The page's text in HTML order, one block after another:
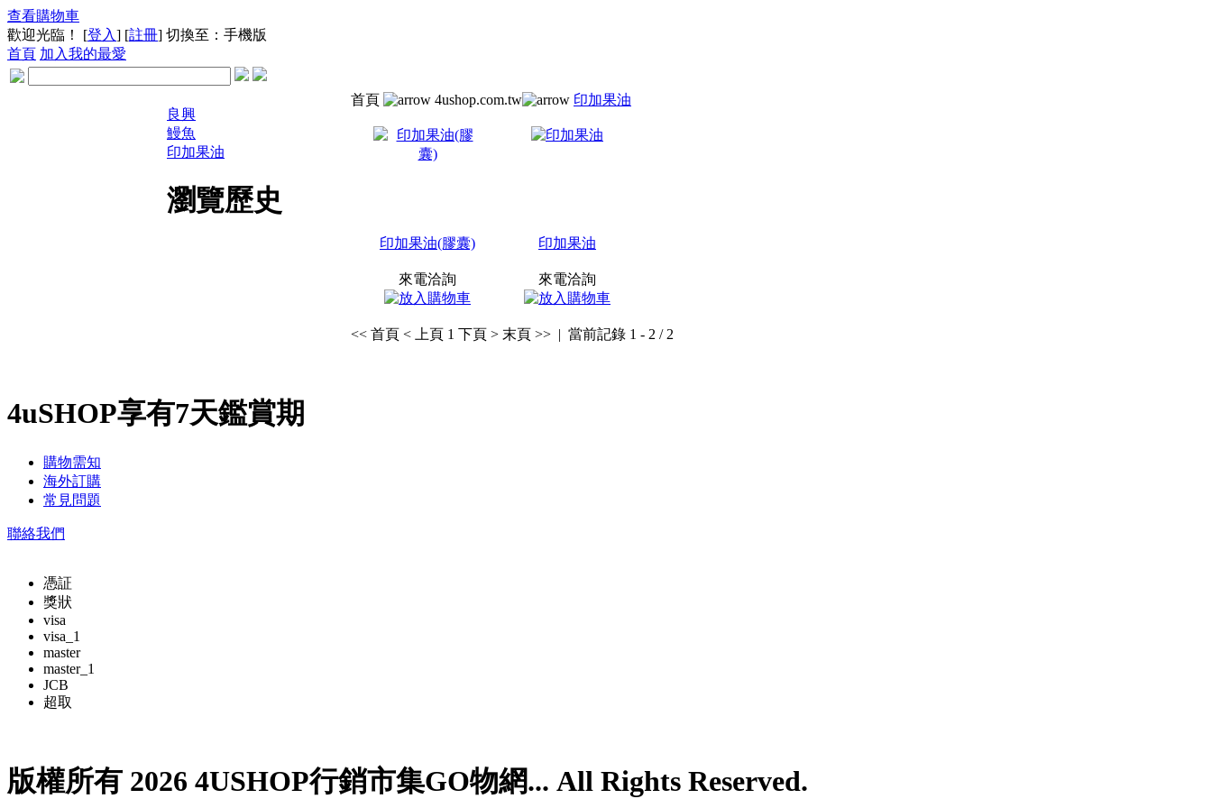
查看購物車
歡迎光臨！ [登入] [註冊] 切換至：手機版
首頁 加入我的最愛
良興
鰻魚
印加果油
瀏覽歷史
首頁 4ushop.com.tw 印加果油
印加果油(膠囊)
來電洽詢
印加果油
來電洽詢
<< 首頁 < 上頁 1 下頁 > 末頁 >> | 當前記錄 1 - 2 / 2
4uSHOP享有7天鑑賞期
購物需知
海外訂購
常見問題
聯絡我們
憑証
獎狀
visa
visa_1
master
master_1
JCB
超取
版權所有 2026 4USHOP行銷市集GO物網... All Rights Reserved.